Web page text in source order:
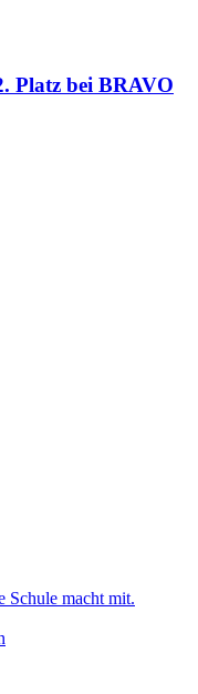
Platz bei BRAVO
Schule macht mit.